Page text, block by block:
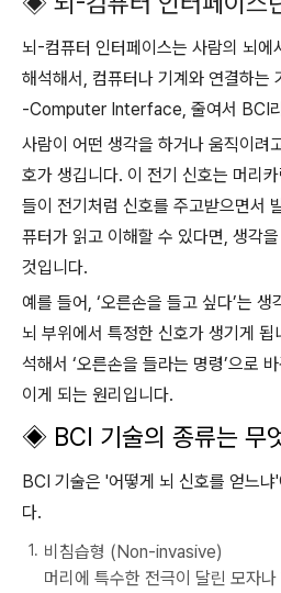
뇌-컴퓨터 인터페이스는 사람의 뇌에
해석해서, 컴퓨터나 기계와 연결하는
-Computer Interface, 줄여서 BCI
사람이 어떤 생각을 하거나 움직이려
호가 생깁니다. 이 전기 신호는 머리
들이 전기처럼 신호를 주고받으면서
퓨터가 읽고 이해할 수 있다면, 생각
것입니다.
예를 들어, ‘오른손을 들고 싶다’는
뇌 부위에서 특정한 신호가 생기게
석해서 ‘오른손을 들라는 명령’으로
이게 되는 원리입니다.
◈ BCI 기술의 종류는 무
BCI 기술은 '어떻게 뇌 신호를 얻느냐
다.
비침습형 (Non-invasive)
머리에 특수한 전극이 달린 모자